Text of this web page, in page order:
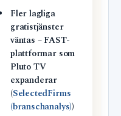
Fler lagliga
gratistjänster
väntas – FAST-
plattformar som
Pluto TV
expanderar
(SelectedFirms
(branschanalys))